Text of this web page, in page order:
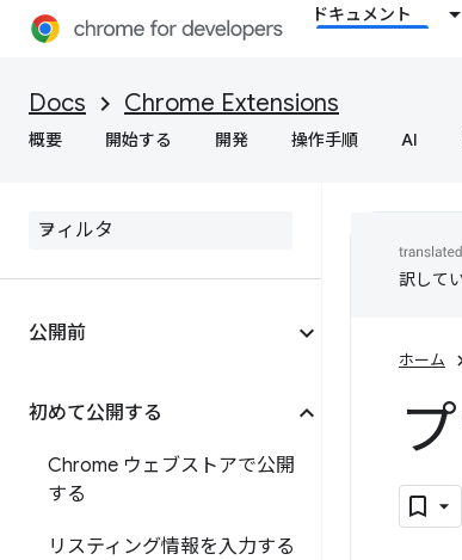
ドキュメント
Docs Chrome Extensions
概要 開始する 開発 操作手順 AI
公開前
初めて公開する
Chrome ウェブストアで公開
する
リスティング情報を入力する
訳して
ホーム